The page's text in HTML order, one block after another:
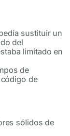
sustituir un
del
limitado en
de
de
sólidos de